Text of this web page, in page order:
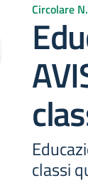
Circolare
classi